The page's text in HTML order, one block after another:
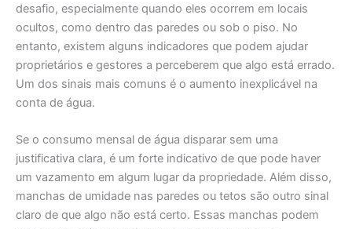
desafio, especialmente quando eles ocorrem em locais
ocultos, como dentro das paredes ou sob o piso. No
entanto, existem alguns indicadores que podem ajudar
proprietários e gestores a perceberem que algo está errado.
Um dos sinais mais comuns é o aumento inexplicável na
conta de água.
Se o consumo mensal de água disparar sem uma
justificativa clara, é um forte indicativo de que pode haver
um vazamento em algum lugar da propriedade. Além disso,
manchas de umidade nas paredes ou tetos são outro sinal
claro de que algo não está certo. Essas manchas podem